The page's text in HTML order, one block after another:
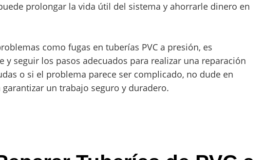
prolongar la vida útil del sistema y ahorrarle dinero en
como fugas en tuberías PVC a presión, es
seguir los pasos adecuados para realizar una reparación
o si el problema parece ser complicado, no dude en
un trabajo seguro y duradero.